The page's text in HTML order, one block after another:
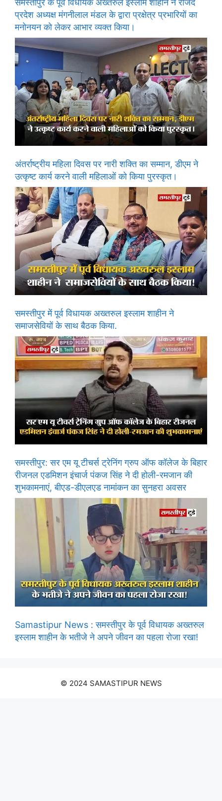
समस्तीपुर के पूर्व विधायक अख्तरुल इस्लाम शाहीन ने राजद
प्रदेश अध्यक्ष मंगनीलाल मंडल के द्वारा प्रक्षेत्र प्रभारियों का
मनोनयन को लेकर आभार व्यक्त किया।
अंतर्राष्ट्रीय महिला दिवस पर नारी शक्ति का सम्मान, डीएम ने
उत्कृष्ट कार्य करने वाली महिलाओं को किया पुरस्कृत।
समस्तीपुर में पूर्व विधायक अख्तरुल इस्लाम शाहीन ने
समाजसेवियों के साथ बैठक किया.
समस्तीपुर: सर एम यू टीचर्स ट्रेनिंग ग्रुप ऑफ कॉलेज के बिहार
रीजनल एडमिशन इंचार्ज पंकज सिंह ने दी होली-रमजान की
शुभकामनाएं, बीएड-डीएलएड नामांकन का सुनहरा अवसर
Samastipur News : समस्तीपुर के पूर्व विधायक अख्तरुल
इस्लाम शाहीन के भतीजे ने अपने जीवन का पहला रोजा रखा!
© 2024 SAMASTIPUR NEWS